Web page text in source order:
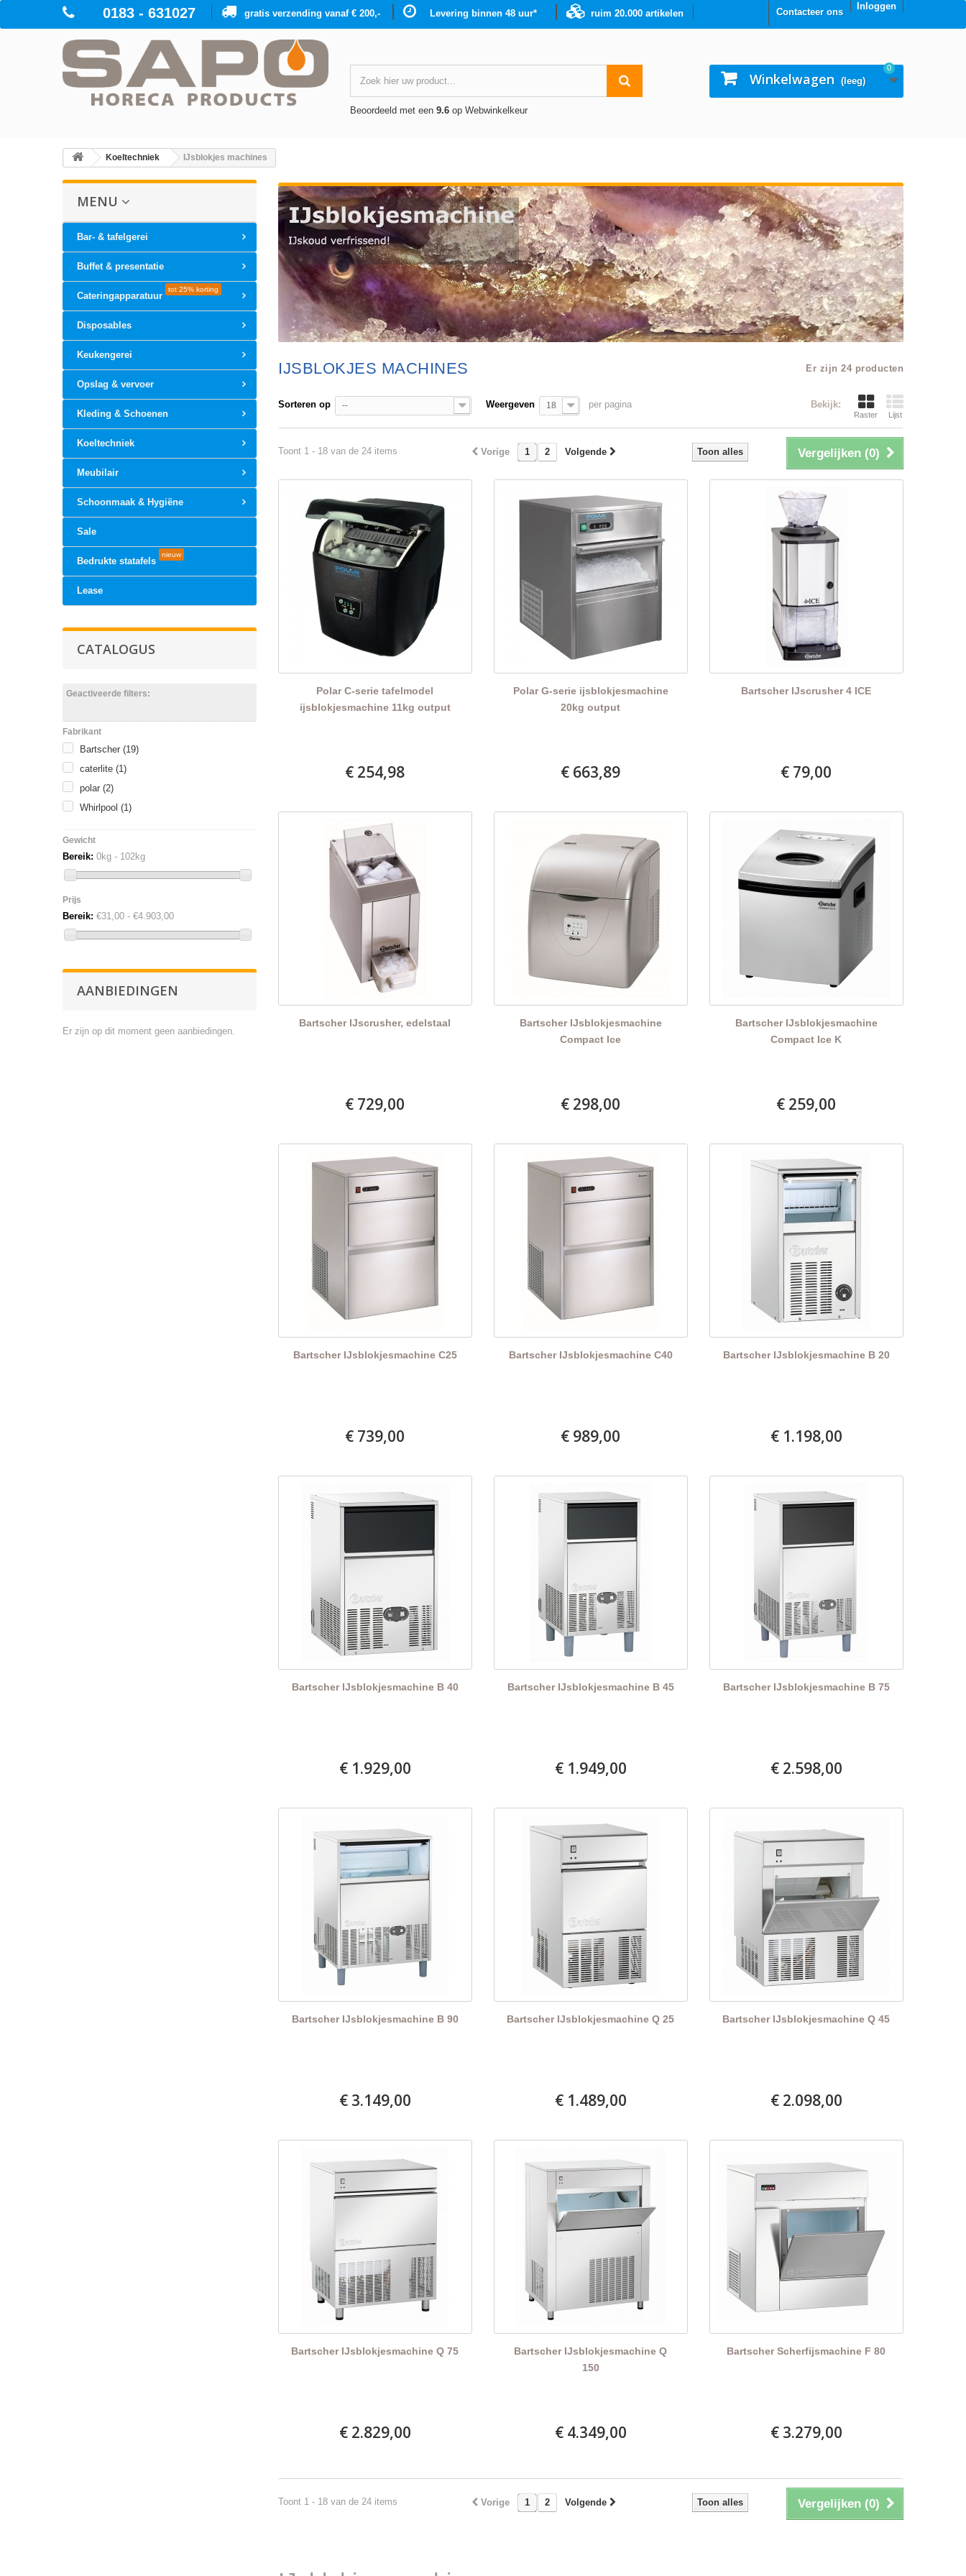
Inloggen
Contacteer ons
0183 - 631027 ruim 20.000 artikelen
Levering binnen 48 uur*
gratis verzending vanaf € 200,-
Beoordeeld met een 9.6op Webwinkelkeur
Winkelwagen (leeg)
0
Koeltechniek IJsblokjes machines
MENU
Bar- & tafelgerei
Buffet & presentatie
Cateringapparatuur
tot 25% korting
Disposables
Keukengerei
Opslag & vervoer
Kleding & Schoenen
Koeltechniek
Meubilair
Schoonmaak & Hygiëne
Sale
Bedrukte statafels
nieuw
Lease
CATALOGUS
Geactiveerde filters:
Fabrikant
Bartscher (19)
caterlite (1)
polar (2)
Whirlpool (1)
Gewicht
Bereik: 0kg - 102kg
Prijs
Bereik: €31,00 - €4.903,00
AANBIEDINGEN
Er zijn op dit moment geen aanbiedingen.
IJSBLOKJES MACHINES Er zijn 24 producten
Bekijk:
Raster Lijst
Sorteren op -- Weergeven 18 per pagina
Vergelijken (0)
Toon alles
Vorige 1 2 Volgende
Toont 1 - 18 van de 24 items
Polar C-serie tafelmodel
ijsblokjesmachine 11kg output
€ 254,98
Polar G-serie ijsblokjesmachine
20kg output
€ 663,89
Bartscher IJscrusher 4 ICE
€ 79,00
Bartscher IJscrusher, edelstaal
€ 729,00
Bartscher IJsblokjesmachine
Compact Ice
€ 298,00
Bartscher IJsblokjesmachine
Compact Ice K
€ 259,00
Bartscher IJsblokjesmachine C25
€ 739,00
Bartscher IJsblokjesmachine C40
€ 989,00
Bartscher IJsblokjesmachine B 20
€ 1.198,00
Bartscher IJsblokjesmachine B 40
€ 1.929,00
Bartscher IJsblokjesmachine B 45
€ 1.949,00
Bartscher IJsblokjesmachine B 75
€ 2.598,00
Bartscher IJsblokjesmachine B 90
€ 3.149,00
Bartscher IJsblokjesmachine Q 25
€ 1.489,00
Bartscher IJsblokjesmachine Q 45
€ 2.098,00
Bartscher IJsblokjesmachine Q 75
€ 2.829,00
Bartscher IJsblokjesmachine Q
150
€ 4.349,00
Bartscher Scherfijsmachine F 80
€ 3.279,00
Vergelijken (0)
Toon alles
Vorige 1 2 Volgende
Toont 1 - 18 van de 24 items